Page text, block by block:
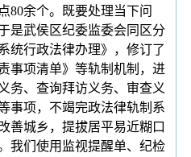
80余个。既要处理当下问
是武侯区纪委监委会同区分
统行政法律办理》，修订了
事项清单》等轨制机制，进
务、查询拜访义务、审查义
事项，不竭完政法律轨制系
善城乡，提拔居平易近糊口
我们使用监视提醒单、纪检